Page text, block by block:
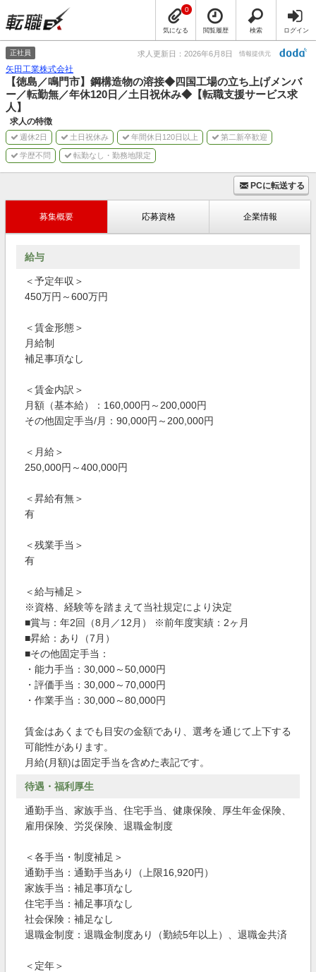
気になる
0
閲覧履歴 検索 ログイン
正社員 求人更新日：2026年6月8日 情報提供元
矢田工業株式会社
【徳島／鳴門市】鋼構造物の溶接◆四国工場の立ち上げメンバ
ー／転勤無／年休120日／土日祝休み◆【転職支援サービス求
人】
求人の特徴
週休2日 土日祝休み 年間休日120日以上 第二新卒歓迎
学歴不問 転勤なし・勤務地限定
PCに転送する
募集概要 応募資格 企業情報
給与
＜予定年収＞
450万円～600万円
＜賃金形態＞
月給制
補足事項なし
＜賃金内訳＞
月額（基本給）：160,000円～200,000円
その他固定手当/月：90,000円～200,000円
＜月給＞
250,000円～400,000円
＜昇給有無＞
有
＜残業手当＞
有
＜給与補足＞
※資格、経験等を踏まえて当社規定により決定
■賞与：年2回（8月／12月） ※前年度実績：2ヶ月
■昇給：あり（7月）
■その他固定手当：
・能力手当：30,000～50,000円
・評価手当：30,000～70,000円
・作業手当：30,000～80,000円
賃金はあくまでも目安の金額であり、選考を通じて上下する
可能性があります。
月給(月額)は固定手当を含めた表記です。
待遇・福利厚生
通勤手当、家族手当、住宅手当、健康保険、厚生年金保険、
雇用保険、労災保険、退職金制度
＜各手当・制度補足＞
通勤手当：通勤手当あり（上限16,920円）
家族手当：補足事項なし
住宅手当：補足事項なし
社会保険：補足なし
退職金制度：退職金制度あり（勤続5年以上）、退職金共済
＜定年＞